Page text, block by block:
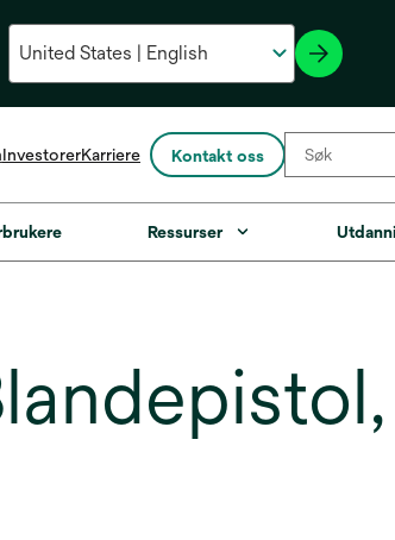
Investoreropens
a
Karriere Kontakt oss
Ressurser